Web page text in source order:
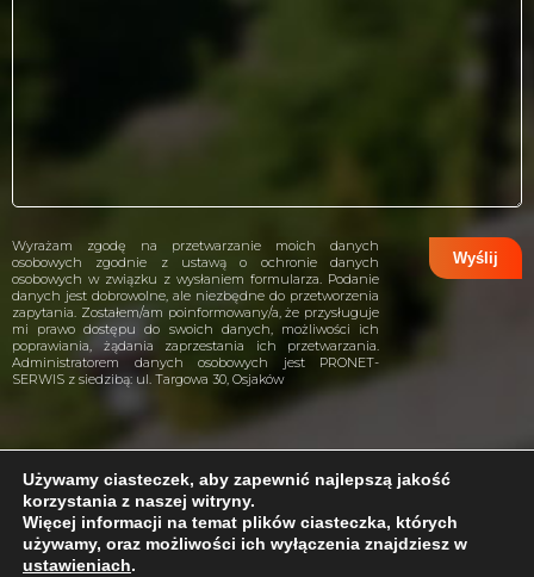
Problem z internetem?
Wyrażam zgodę na przetwarzanie moich danych
osobowych zgodnie z ustawą o ochronie danych
osobowych w związku z wysłaniem formularza. Podanie
danych jest dobrowolne, ale niezbędne do przetworzenia
zapytania. Zostałem/am poinformowany/a, że przysługuje
mi prawo dostępu do swoich danych, możliwości ich
poprawiania, żądania zaprzestania ich przetwarzania.
Administratorem danych osobowych jest PRONET-
SERWIS z siedzibą: ul. Targowa 30, Osjaków
projekt i wykonanie:CreativeHeads.pl
Używamy ciasteczek, aby zapewnić najlepszą jakość
korzystania z naszej witryny.
Więcej informacji na temat plików ciasteczka, których
używamy, oraz możliwości ich wyłączenia znajdziesz w
ustawieniach.